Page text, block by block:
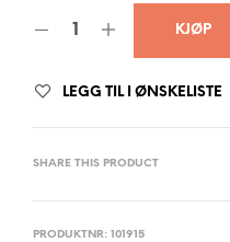
KJØP
LEGG TIL I ØNSKELISTE
SHARE THIS PRODUCT
PRODUKTNR: 101915